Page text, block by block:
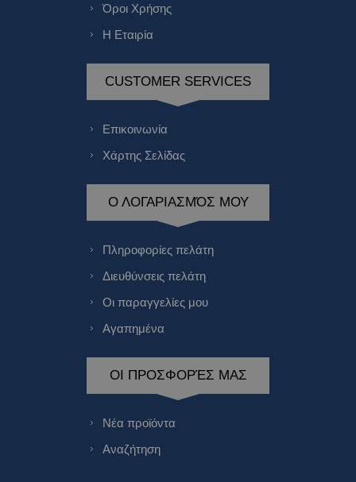
Όροι Χρήσης
Η Εταιρία
CUSTOMER SERVICES
Επικοινωνία
Χάρτης Σελίδας
Ο ΛΟΓΑΡΙΑΣΜΌΣ ΜΟΥ
Πληροφορίες πελάτη
Διευθύνσεις πελάτη
Οι παραγγελίες μου
Αγαπημένα
ΟΙ ΠΡΟΣΦΟΡΈΣ ΜΑΣ
Νέα προϊόντα
Αναζήτηση